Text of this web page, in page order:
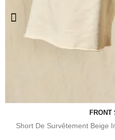
FRONT
Short De Survêtement Beige